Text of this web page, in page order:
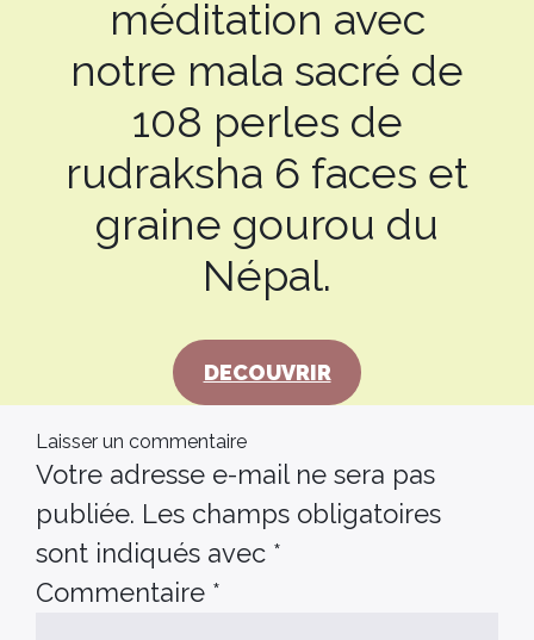
méditation avec
notre mala sacré de
108 perles de
rudraksha 6 faces et
graine gourou du
Népal.
DECOUVRIR
Laisser un commentaire
Votre adresse e-mail ne sera pas
publiée. Les champs obligatoires
sont indiqués avec *
Commentaire *